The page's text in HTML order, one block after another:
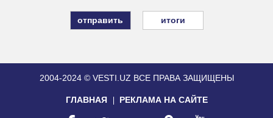
итоги
2004-2024 © VESTI.UZ ВСЕ ПРАВА ЗАЩИЩЕНЫ
ГЛАВНАЯ РЕКЛАМА НА САЙТЕ